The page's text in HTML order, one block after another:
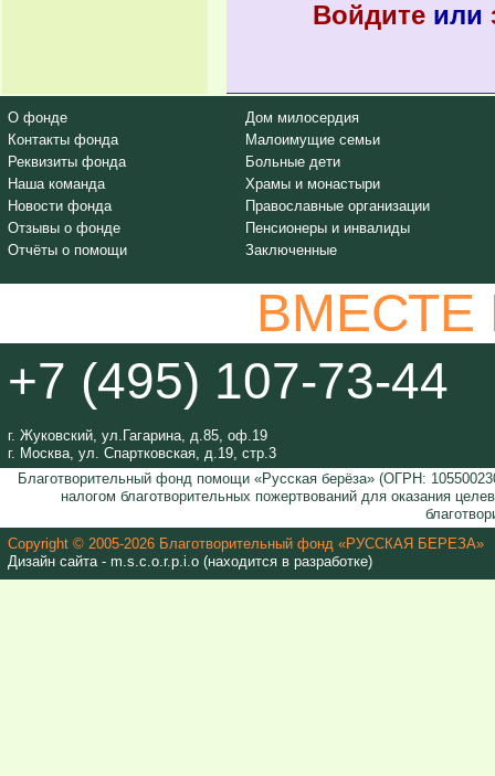
Войдитеили
О фонде
Контакты фонда
Реквизиты фонда
Наша команда
Новости фонда
Отзывы о фонде
Отчёты о помощи
Дом милосердия
Малоимущие семьи
Больные дети
Храмы и монастыри
Православные организации
Пенсионеры и инвалиды
Заключенные
+7 (495) 107-73-44
г. Жуковский, ул.Гагарина, д.85, оф.19
г. Москва, ул. Спартковская, д.19, стр.3
Благотворительный фонд помощи «Русская берёза» (ОГРН:
налогом благотворительных пожертвований для оказания
Copyright © 2005-2026 Благотворительный фонд «РУССКАЯ БЕРЕЗА»
Дизайн сайта - m.s.c.o.r.p.i.o (находится в разработке)